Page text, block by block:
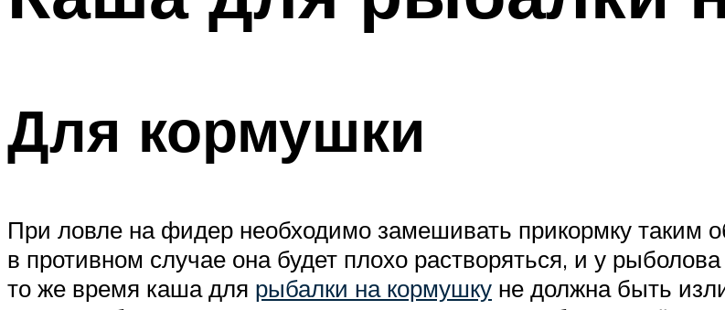
Для кормушки
При ловле на фидер необходимо замешивать прикормку таким
в противном случае она будет плохо растворяться, и у
то же время каша для рыбалки на кормушку не должна быть